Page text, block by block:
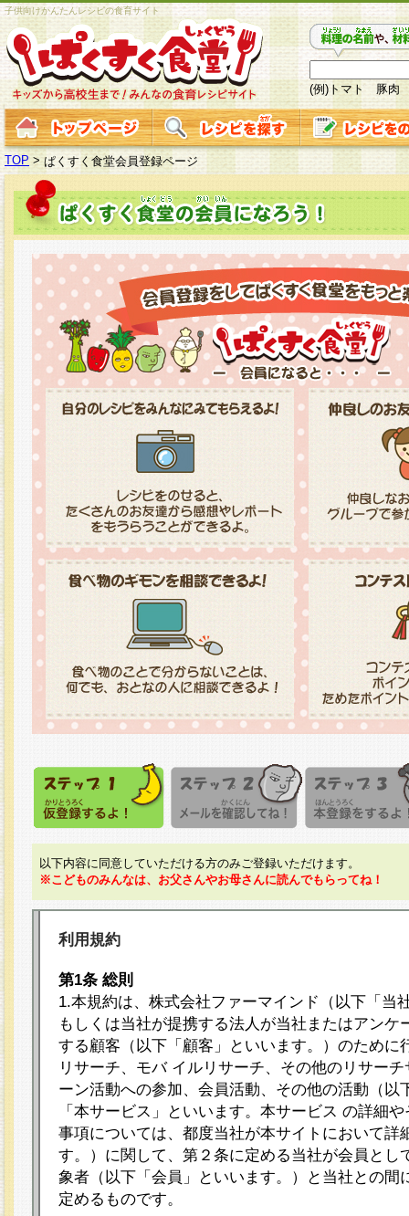
子供向けかんたんレシピの食育サイト
(例)トマト 豚肉
TOP > ぱくすく食堂会員登録ページ
以下内容に同意していただける方のみご登録いただけます。
※こどものみんなは、お父さんやお母さんに読んでもらってね！
利用規約
第1条 総則
1.本規約は、株式会社ファーマインド（以下「当
もしくは当社が提携する法人が当社またはアンケ
する顧客（以下「顧客」といいます。）のために
リサーチ、モバ イルリサーチ、その他のリサー
ーン活動への参加、会員活動、その他の活動（以
「本サービス」といいます。本サービス の詳細
事項については、都度当社が本サイトにおいて詳
す。）に関して、第２条に定める当社が会員とし
象者（以下「会員」といいます。）と当社との間
定めるものです。